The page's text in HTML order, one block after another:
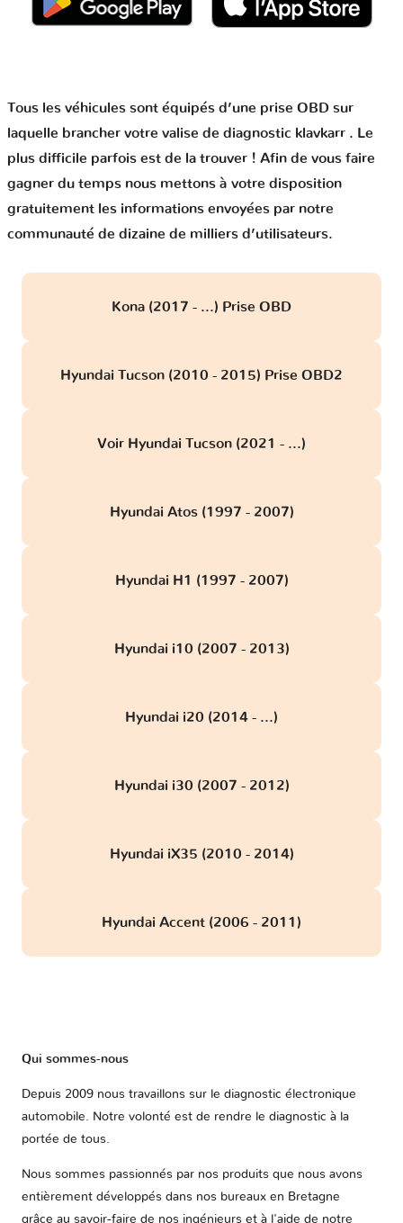
Tous les véhicules sont équipés d’une prise OBD sur
laquelle brancher votre valise de diagnostic klavkarr . Le
plus difficile parfois est de la trouver ! Afin de vous faire
gagner du temps nous mettons à votre disposition
gratuitement les informations envoyées par notre
communauté de dizaine de milliers d’utilisateurs.
Kona (2017 - ...) Prise OBD
Hyundai Tucson (2010 - 2015) Prise OBD2
Voir Hyundai Tucson (2021 - ...)
Hyundai Atos (1997 - 2007)
Hyundai H1 (1997 - 2007)
Hyundai i10 (2007 - 2013)
Hyundai i20 (2014 - ...)
Hyundai i30 (2007 - 2012)
Hyundai iX35 (2010 - 2014)
Hyundai Accent (2006 - 2011)
Qui sommes-nous
Depuis 2009 nous travaillons sur le diagnostic électronique
automobile. Notre volonté est de rendre le diagnostic à la
portée de tous.
Nous sommes passionnés par nos produits que nous avons
entièrement développés dans nos bureaux en Bretagne
grâce au savoir-faire de nos ingénieurs et à l'aide de notre